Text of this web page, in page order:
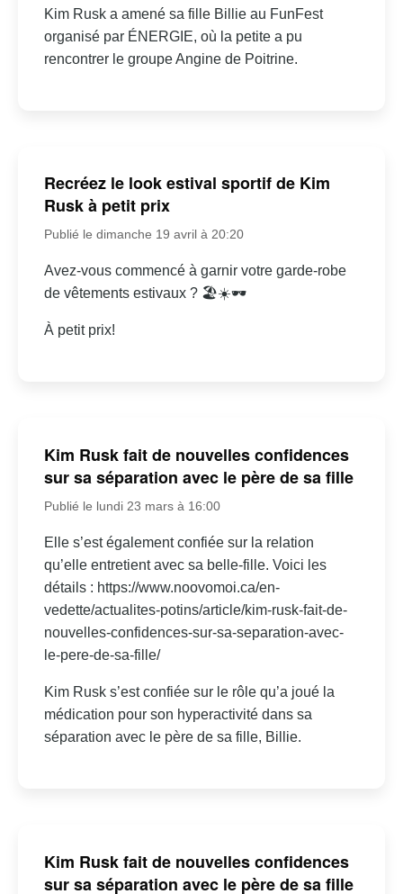
Kim Rusk a amené sa fille Billie au FunFest
organisé par ÉNERGIE, où la petite a pu
rencontrer le groupe Angine de Poitrine.
Recréez le look estival sportif de Kim
Rusk à petit prix
Publié le dimanche 19 avril à 20:20
Avez-vous commencé à garnir votre garde-robe
de vêtements estivaux ? 🏖☀🕶
À petit prix!
Kim Rusk fait de nouvelles confidences
sur sa séparation avec le père de sa fille
Publié le lundi 23 mars à 16:00
Elle s’est également confiée sur la relation
qu’elle entretient avec sa belle-fille. Voici les
détails : https://www.noovomoi.ca/en-
vedette/actualites-potins/article/kim-rusk-fait-de-
nouvelles-confidences-sur-sa-separation-avec-
le-pere-de-sa-fille/
Kim Rusk s’est confiée sur le rôle qu’a joué la
médication pour son hyperactivité dans sa
séparation avec le père de sa fille, Billie.
Kim Rusk fait de nouvelles confidences
sur sa séparation avec le père de sa fille